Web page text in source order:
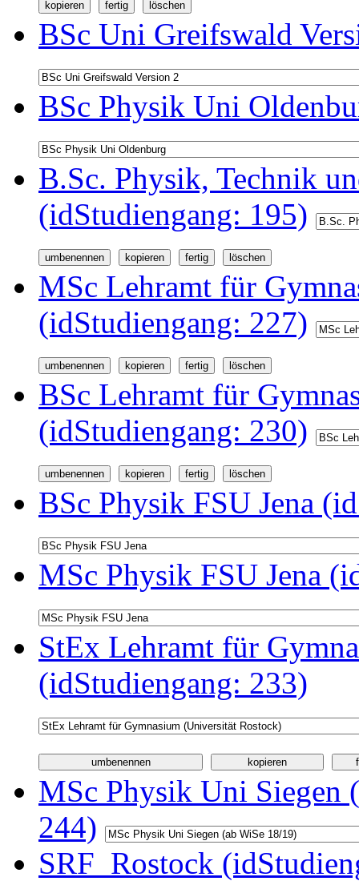
BSc Uni Greifswald
BSc Physik Uni
B.Sc. Physik, Technik
(idStudiengang: 195)
MSc Lehramt für
(idStudiengang: 227)
BSc Lehramt für
(idStudiengang: 230)
BSc Physik FSU Jena
MSc Physik FSU Jena
StEx Lehramt für
(idStudiengang: 233)
MSc Physik Uni Siegen
244)
SRF_Rostock